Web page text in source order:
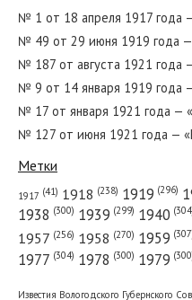
№ 292 от декабря 1978
№ 33 от февраля 1978
№ 1 от 18 апреля 1917 года
№ 49 от 29 июня 1919 года
№ 187 от августа 1921 года
№ 9 от 14 января 1919 года
№ 17 от января 1921 года —
№ 127 от июня 1921 года —
Метки
1917 (41) 1918 (238) 1919 (296)
1938 (300) 1939 (299) 1940
1957 (256) 1958 (270) 1959
1977 (304) 1978 (300) 1979
Известия Вологодского Губернского